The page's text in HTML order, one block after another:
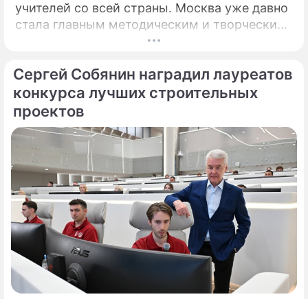
учителей со всей страны. Москва уже давно
стала главным методическим и творческим
центром России, где рождаются самые
талантов.
Сергей Собянин наградил лауреатов
конкурса лучших строительных
проектов